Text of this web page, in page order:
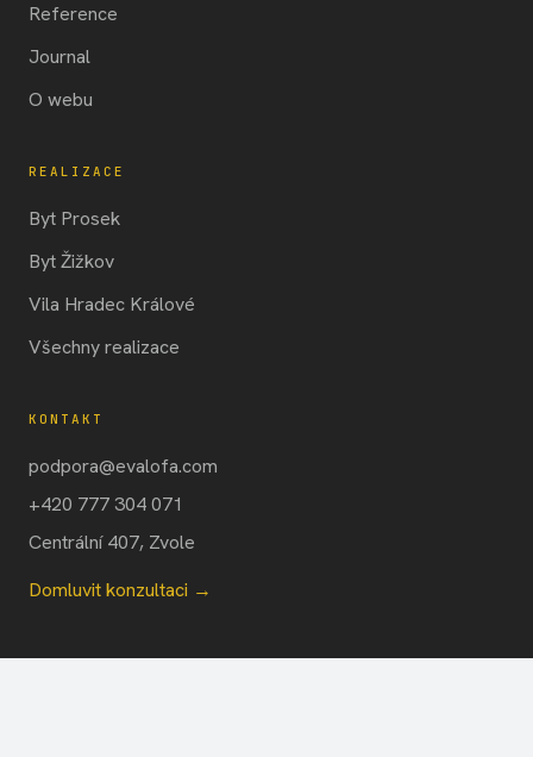
Reference
Journal
O webu
REALIZACE
Byt Prosek
Byt Žižkov
Vila Hradec Králové
Všechny realizace
KONTAKT
podpora@evalofa.com
+420 777 304 071
Centrální 407, Zvole
Domluvit konzultaci →